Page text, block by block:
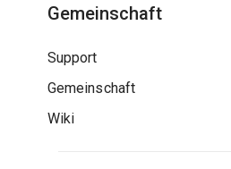
Gemeinschaft
Support
Gemeinschaft
Wiki